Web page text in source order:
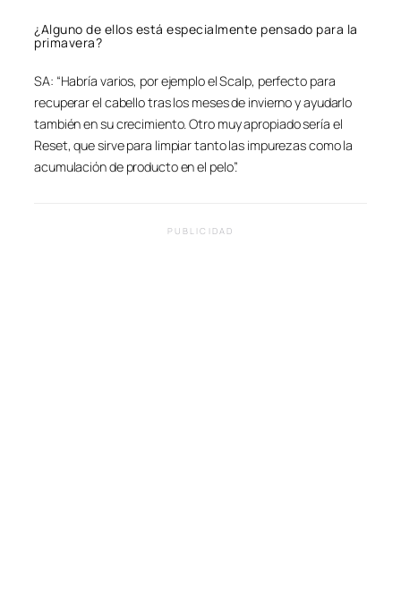
¿Alguno de ellos está especialmente pensado para la
primavera?
SA: “Habría varios, por ejemplo el Scalp, perfecto para
recuperar el cabello tras los meses de invierno y ayudarlo
también en su crecimiento. Otro muy apropiado sería el
Reset, que sirve para limpiar tanto las impurezas como la
acumulación de producto en el pelo”.
PUBLICIDAD